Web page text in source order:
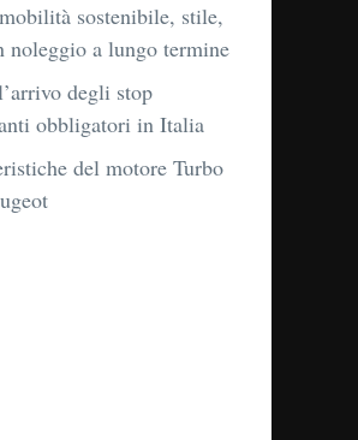
sostenibile, stile,
noleggio a lungo termine
degli stop
obbligatori in Italia
del motore Turbo